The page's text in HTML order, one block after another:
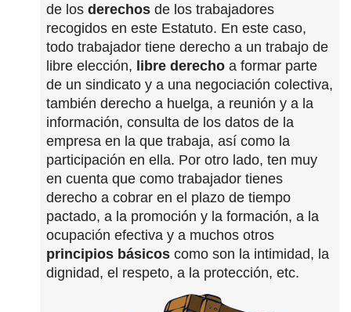
de los derechos de los trabajadores
recogidos en este Estatuto. En este caso,
todo trabajador tiene derecho a un trabajo de
libre elección, libre derecho a formar parte
de un sindicato y a una negociación colectiva,
también derecho a huelga, a reunión y a la
información, consulta de los datos de la
empresa en la que trabaja, así como la
participación en ella. Por otro lado, ten muy
en cuenta que como trabajador tienes
derecho a cobrar en el plazo de tiempo
pactado, a la promoción y la formación, a la
ocupación efectiva y a muchos otros
principios básicos como son la intimidad, la
dignidad, el respeto, a la protección, etc.